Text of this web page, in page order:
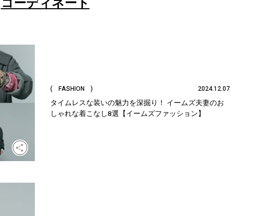
( FASHION ) 2024.12.07
タイムレスな装いの魅力を深掘り！ イームズ夫妻のお
しゃれな着こなし8選【イームズファッション】